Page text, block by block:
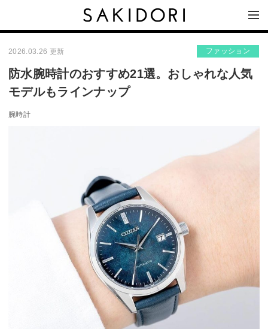
2026.03.26 更新 ファッション
防水腕時計のおすすめ21選。おしゃれな人気
モデルもラインナップ
腕時計